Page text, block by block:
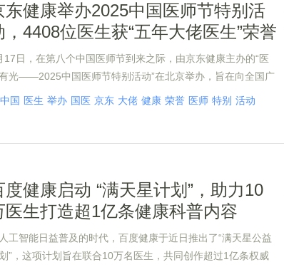
东健康举办2025中国医师节特别活
，4408位医生获“五年大佬医生”荣誉
17日，在第八个中国医师节到来之际，由京东健康主办的“医
光——2025中国医师节特别活动”在北京举办，旨在向全国广
医务工作者致以最崇高的敬意。
中国 医生 举办 国医 京东 大佬 健康 荣誉 医师 特别 活动
度健康启动 “满天星计划”，助力10
医生打造超1亿条健康科普内容
工智能日益普及的时代，百度健康于近日推出了“满天星公益
”，这项计划旨在联合10万名医生，共同创作超过1亿条权威